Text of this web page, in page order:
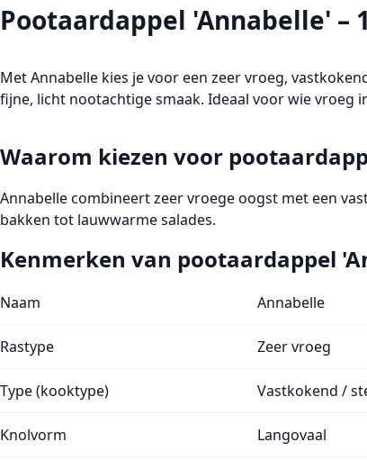
Pootaardappel 'Annabelle' –
MetAnnabelle kies je voor een zeer vroeg,
fijne, licht nootachtige smaak. Ideaal voor wie vroeg
Waarom kiezen voor
Annabelle combineertzeer vroege oogst met een
bakken tot lauwwarme salades.
Kenmerken van pootaardappel
Naam Annabelle
Rastype Zeer vroeg
Type (kooktype) Vastkokend /
Knolvorm Langovaal